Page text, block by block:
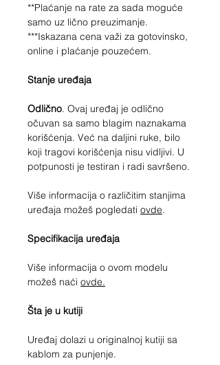
**Plaćanje na rate za sada moguće
samo uz lično preuzimanje.
***Iskazana cena važi za gotovinsko,
online i plaćanje pouzećem.
Stanje uređaja
Odlično. Ovaj uređaj je odlično
očuvan sa samo blagim naznakama
korišćenja. Već na daljini ruke, bilo
koji tragovi korišćenja nisu vidljivi. U
potpunosti je testiran i radi savršeno.
Više informacija o različitim stanjima
uređaja možeš pogledati ovde.
Specifikacija uređaja
Više informacija o ovom modelu
možeš naći ovde.
Šta je u kutiji
Uređaj dolazi u originalnoj kutiji sa
kablom za punjenje.